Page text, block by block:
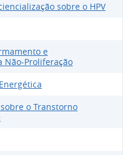
sobre o HPV
e
Não-Proliferação
o Transtorno